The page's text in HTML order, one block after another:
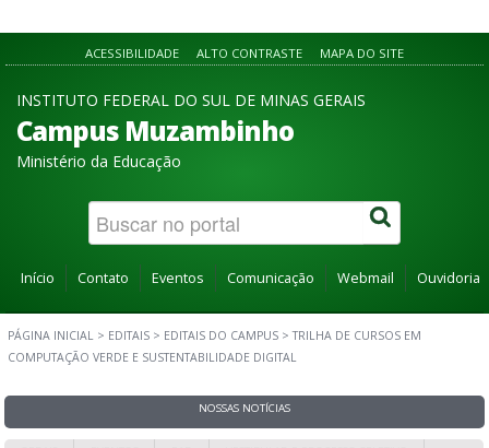
ACESSIBILIDADE ALTO CONTRASTE MAPA DO SITE
INSTITUTO FEDERAL DO SUL DE MINAS GERAIS
Campus Muzambinho
Ministério da Educação
Início Contato Eventos Comunicação Webmail Ouvidoria
PÁGINA INICIAL > EDITAIS > EDITAIS DO CAMPUS >TRILHA DE CURSOS EM
COMPUTAÇÃO VERDE E SUSTENTABILIDADE DIGITAL
NOSSAS NOTÍCIAS